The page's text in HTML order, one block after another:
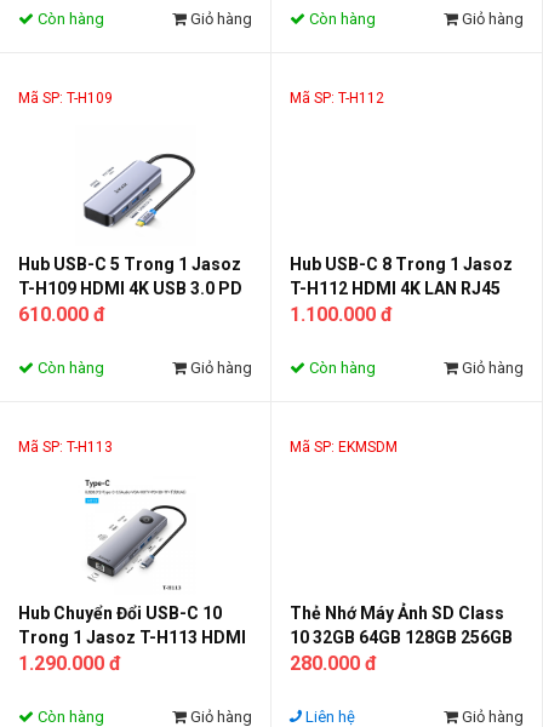
Mirrorless Quay Video 4K 8K
Còn hàng Giỏ hàng
Thoại Quay Video 4K
Còn hàng Giỏ hàng
Mã SP: T-H109
Hub USB-C 5 Trong 1 Jasoz
T-H109 HDMI 4K USB 3.0 PD
100W Cho Laptop MacBook
610.000 đ
Còn hàng Giỏ hàng
Mã SP: T-H112
Hub USB-C 8 Trong 1 Jasoz
T-H112 HDMI 4K LAN RJ45
USB 3.0 PD 100W SD TF Cho
1.100.000 đ
Còn hàng Giỏ hàng
Mã SP: T-H113
Hub Chuyển Đổi USB-C 10
Trong 1 Jasoz T-H113 HDMI
4K VGA LAN RJ45 USB 3.0 PD
MacBook
1.290.000 đ
Còn hàng Giỏ hàng
Mã SP: EKMSDM
Thẻ Nhớ Máy Ảnh SD Class
10 32GB 64GB 128GB 256GB
Tốc Độ Cao Cho Camera Máy
280.000 đ
Liên hệ Giỏ hàng